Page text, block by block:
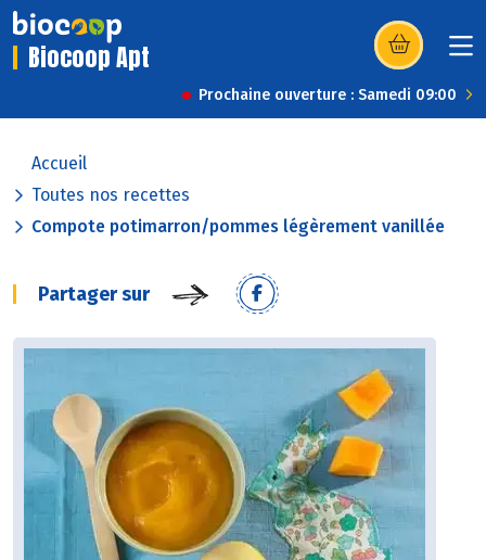
Biocoop Apt (s’ouvre dans
Prochaine ouverture : Samedi 09:00
Accueil
Toutes nos recettes
Compote potimarron/pommes légèrement vanillée
Partager sur